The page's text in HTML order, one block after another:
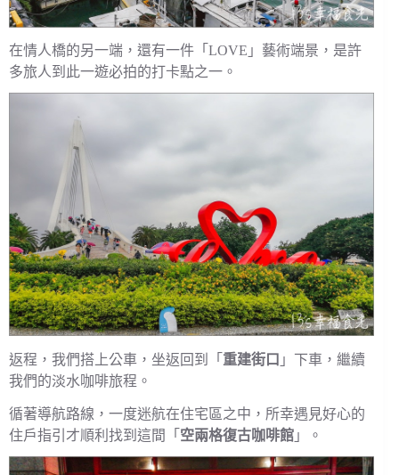
在情人橋的另一端，還有一件「LOVE」藝術端景，是許
多旅人到此一遊必拍的打卡點之一。
返程，我們搭上公車，坐返回到「 重建街口 」下車，繼續
我們的淡水咖啡旅程。
循著導航路線，一度迷航在住宅區之中，所幸遇見好心的
住戶指引才順利找到這間「 空兩格復古咖啡館 」。